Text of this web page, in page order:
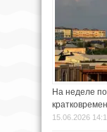
На неделе
15.06.2026